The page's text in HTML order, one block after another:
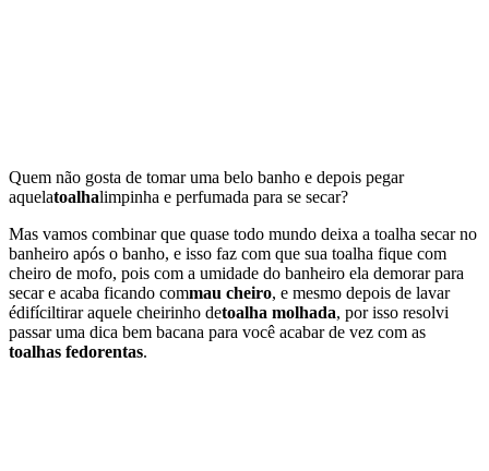
Quem não gosta de tomar uma belo banho e depois pegar
aquelatoalhalimpinha e perfumada para se secar?
Mas vamos combinar que quase todo mundo deixa a toalha secar no
banheiro após o banho, e isso faz com que sua toalha fique com
cheiro de mofo, pois com a umidade do banheiro ela demorar para
secar e acaba ficando commau cheiro, e mesmo depois de lavar
édifíciltirar aquele cheirinho detoalha molhada, por isso resolvi
passar uma dica bem bacana para você acabar de vez com as
toalhas fedorentas.